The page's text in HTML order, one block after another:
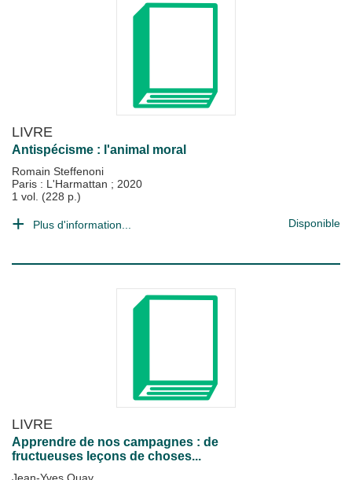
LIVRE
Antispécisme : l'animal moral
Romain Steffenoni
Paris : L'Harmattan ; 2020
1 vol. (228 p.)
Plus d'information... Disponible
LIVRE
Apprendre de nos campagnes : de
fructueuses leçons de choses...